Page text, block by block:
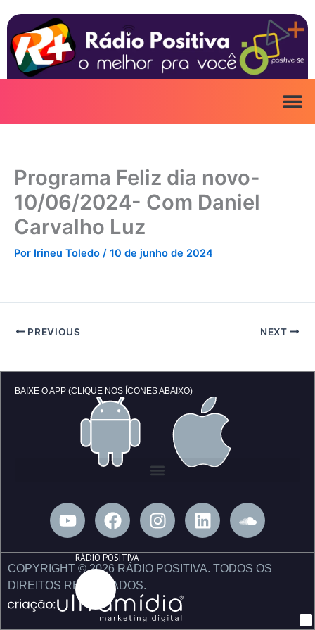
para
conteúdo
Programa Feliz dia novo-
10/06/2024- Com Daniel
Carvalho Luz
Por Irineu Toledo / 10 de junho de 2024
PREVIOUS NEXT
BAIXE O APP (CLIQUE NOS ÍCONES ABAIXO)
Y
o
t
u
b
e
F
a
e
b
o
o
I
n
t
g
r
L
i
k
d
S
o
n
c
COPYRIGHT © 2026 RÁDIO POSITIVA. TODOS OS
DIREITOS RESERVADOS.
RÁDIO POSITIVA